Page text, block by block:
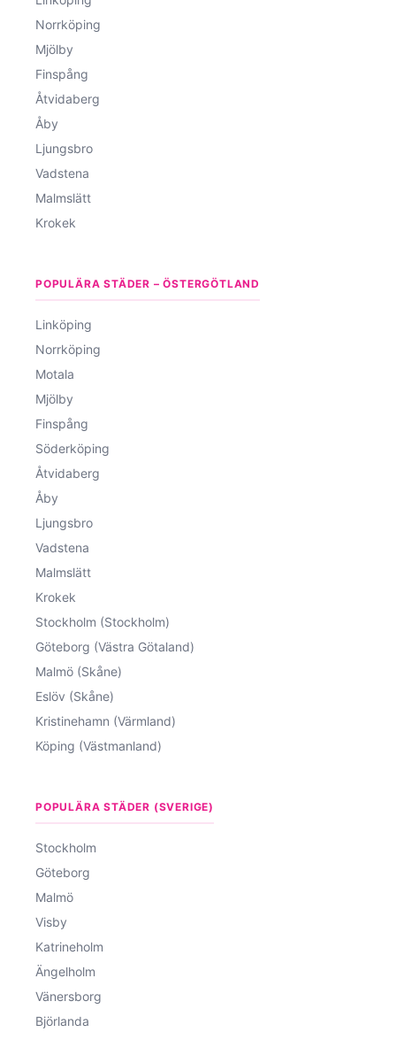
Norrköping
Mjölby
Finspång
Åtvidaberg
Åby
Ljungsbro
Vadstena
Malmslätt
Krokek
POPULÄRA STÄDER – ÖSTERGÖTLAND
Linköping
Norrköping
Motala
Mjölby
Finspång
Söderköping
Åtvidaberg
Åby
Ljungsbro
Vadstena
Malmslätt
Krokek
Stockholm (Stockholm)
Göteborg (Västra Götaland)
Malmö (Skåne)
Eslöv (Skåne)
Kristinehamn (Värmland)
Köping (Västmanland)
POPULÄRA STÄDER (SVERIGE)
Stockholm
Göteborg
Malmö
Visby
Katrineholm
Ängelholm
Vänersborg
Björlanda